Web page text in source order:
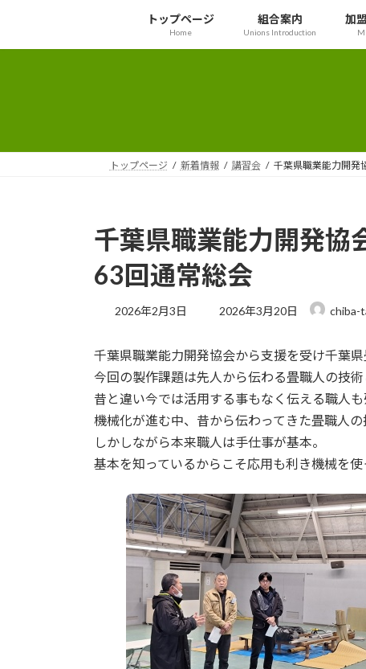
テ
ゲ
トップページ
Home
組合案内
Unions Introduction
加
トップページ 新着情報 講習会 千葉県職業能力開発
千葉県職業能力開発協
63回通常総会
2026年2月3日
最
新
日
時
2026年3月20日 chiba-
千葉県職業能力開発協会から支援を受け千葉
今回の製作課題は先人から伝わる畳職人の技
昔と違い今では活用する事もなく伝える職人も
機械化が進む中、昔から伝わってきた畳職人
しかしながら本来職人は手仕事が基本。
基本を知っているからこそ応用も利き機械を